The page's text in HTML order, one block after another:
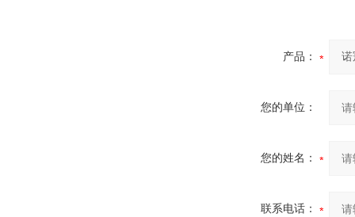
产品：
您的单位：
您的姓名：
联系电话：